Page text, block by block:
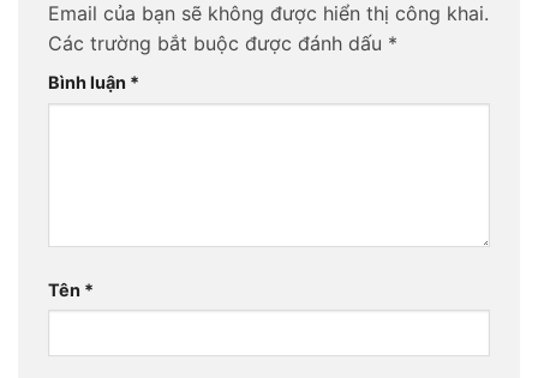
Email của bạn sẽ không được hiển thị công khai.
Các trường bắt buộc được đánh dấu *
Bình luận *
Tên *